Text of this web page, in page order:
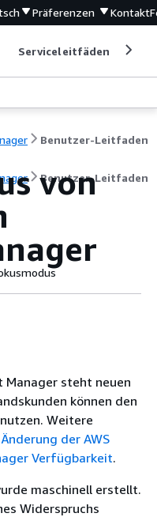
Präferenzen Kontakt
Serviceleitfäden
Benutzer-Leitfaden
Benutzer-Leitfaden
von
Manager steht neuen
können den
Weitere
Änderung der AWS
Verfügbarkeit.
maschinell erstellt.
Widerspruchs